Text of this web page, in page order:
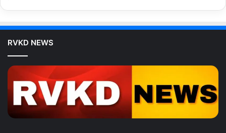
RVKD NEWS